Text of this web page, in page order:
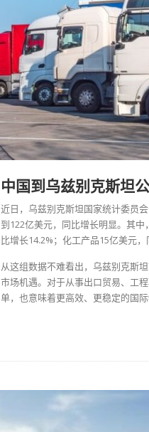
中国到乌兹别克斯坦
近日，乌兹别克斯坦国家统计委员
到122亿美元，同比增长明显。其
比增长14.2%；化工产品15亿美元
从这组数据不难看出，乌兹别克斯
市场机遇。对于从事出口贸易、工
单，也意味着更高效、更稳定的国